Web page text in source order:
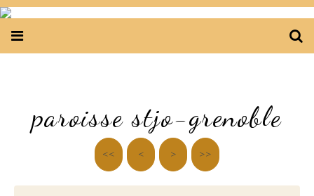
paroisse stjo-grenoble
<< < 10
> >>